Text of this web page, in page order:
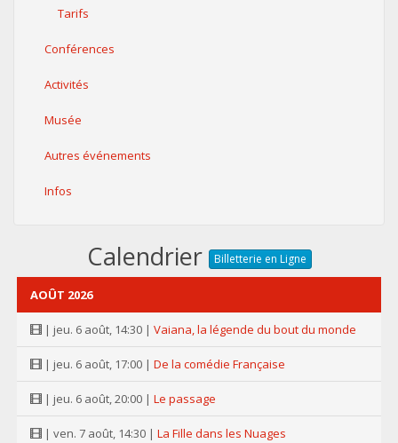
Tarifs
Conférences
Activités
Musée
Autres événements
Infos
Calendrier Billetterie en Ligne
AOÛT 2026
| jeu. 6 août, 14:30 | Vaiana, la légende du bout du monde
| jeu. 6 août, 17:00 | De la comédie Française
| jeu. 6 août, 20:00 | Le passage
| ven. 7 août, 14:30 | La Fille dans les Nuages